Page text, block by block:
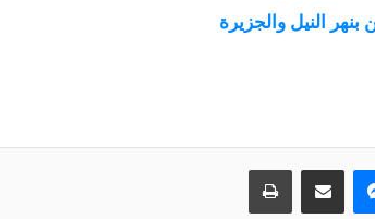
بنهر النيل والجزيرة
ماسنجر مشاركة عبر البريد طباعة